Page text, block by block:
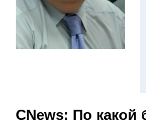
CNews: По какой